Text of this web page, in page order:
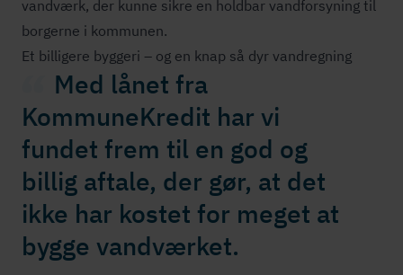
vandværk, der kunne sikre en holdbar vandforsyning til
borgerne i kommunen.
Et billigere byggeri – og en knap så dyr vandregning
Med lånet fra
KommuneKredit har vi
fundet frem til en god og
billig aftale, der gør, at det
ikke har kostet for meget at
bygge vandværket.